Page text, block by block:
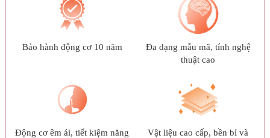
Bảo hành động cơ 10 năm
Đa dạng mẫu mã, tính nghệ
thuật cao
Động cơ êm ái, tiết kiệm năng
Vật liệu cao cấp, bền bỉ và